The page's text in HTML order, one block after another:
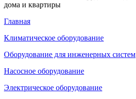
дома и квартиры
Главная
Климатическое оборудование
Оборудование для инженерных систем
Насосное оборудование
Электрическое оборудование